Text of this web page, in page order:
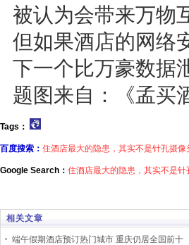
被认为会带来万物
但如果酒店的网络
下一个比万豪数据
题图来自：《孟买
Tags：
百度搜索： 住酒店最大的隐患，其实不是针孔摄像
Google Search： 住酒店最大的隐患，其实不是针
相关文章
端午假期酒店预订热门城市 重庆仍居全国前十